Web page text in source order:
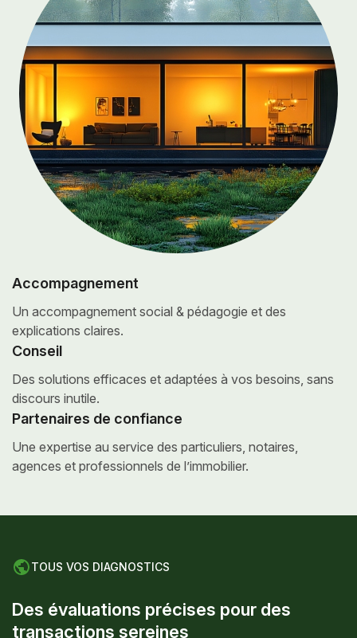
Accompagnement
Un accompagnement social & pédagogie et des
explications claires.
Conseil
Des solutions efficaces et adaptées à vos besoins, sans
discours inutile.
Partenaires de confiance
Une expertise au service des particuliers, notaires,
agences et professionnels de l’immobilier.
TOUS VOS DIAGNOSTICS
Des évaluations précises pour des
transactions sereines